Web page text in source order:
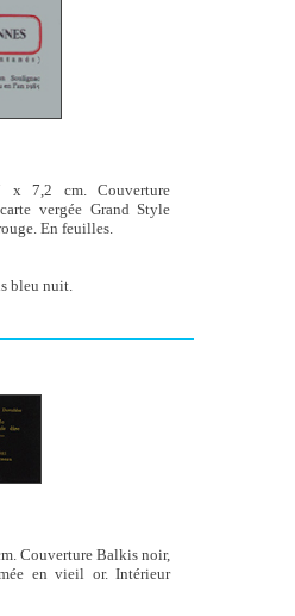
x 7,2 cm. Couverture
vergée Grand Style
En feuilles.
bleu nuit.
Couverture Balkis noir,
en vieil or. Intérieur